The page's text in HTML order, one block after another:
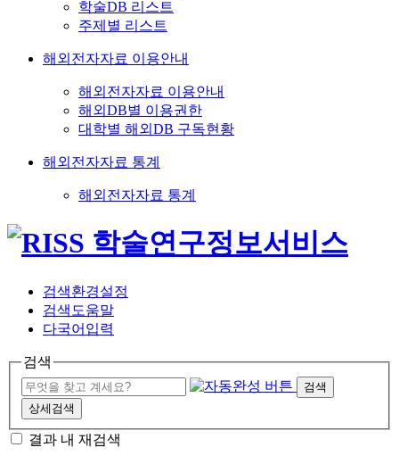
학술DB 리스트
주제별 리스트
해외전자자료 이용안내
해외전자자료 이용안내
해외DB별 이용권한
대학별 해외DB 구독현황
해외전자자료 통계
해외전자자료 통계
검색환경설정
검색도움말
다국어입력
검색
검색
상세검색
결과 내 재검색